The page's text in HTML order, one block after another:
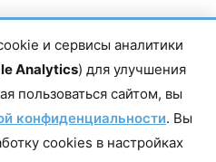
Магомаев Тимур Нухович.
34 Почта: vestiskfo@gmail.com По
пр-т Насрутдинова, д. 1а. Все
и сервисы аналитики
Analytics) для улучшения
пользоваться сайтом, вы
конфиденциальности. Вы
cookies в настройках